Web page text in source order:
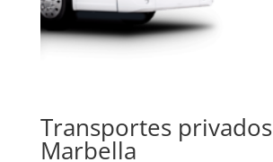
Transportes privados
Marbella